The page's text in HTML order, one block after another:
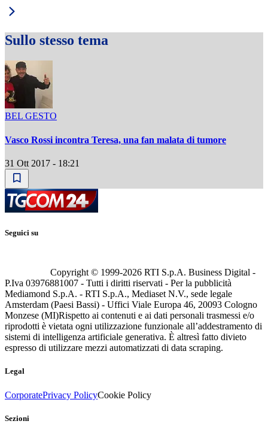
Sullo stesso tema
BEL GESTO
Vasco Rossi incontra Teresa, una fan malata di tumore
31 Ott 2017 - 18:21
Seguici su
Copyright © 1999-2026 RTI S.p.A. Business Digital -
P.Iva 03976881007 - Tutti i diritti riservati - Per la pubblicità
Mediamond S.p.A. - RTI S.p.A., Mediaset N.V., sede legale
Amsterdam (Paesi Bassi) - Uffici Viale Europa 46, 20093 Cologno
Monzese (MI)Rispetto ai contenuti e ai dati personali trasmessi e/o
riprodotti è vietata ogni utilizzazione funzionale all’addestramento di
sistemi di intelligenza artificiale generativa. È altresì fatto divieto
espresso di utilizzare mezzi automatizzati di data scraping.
Legal
CorporatePrivacy PolicyCookie Policy
Sezioni